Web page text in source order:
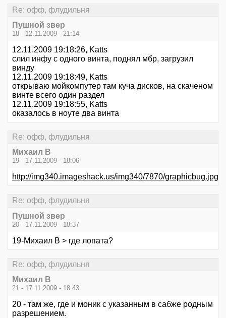
Re: офф, флудильня
Пушной звер
18 - 12.11.2009 - 21:14
12.11.2009 19:18:26, Katts
слил инфу с одного винта, поднял мбр, загрузил
винду
12.11.2009 19:18:49, Katts
открываю мойкомпутер там куча дисков, на скаченом
винте всего один раздел
12.11.2009 19:18:55, Katts
оказалось в ноуте два винта
Re: офф, флудильня
Михаил В
19 - 17.11.2009 - 18:06
http://img340.imageshack.us/img340/7870/graphicbug.jpg
Re: офф, флудильня
Пушной звер
20 - 17.11.2009 - 18:37
19-Михаил В > где лопата?
Re: офф, флудильня
Михаил В
21 - 17.11.2009 - 18:43
20 - там же, где и моник с указанным в сабже родным
разрешением.